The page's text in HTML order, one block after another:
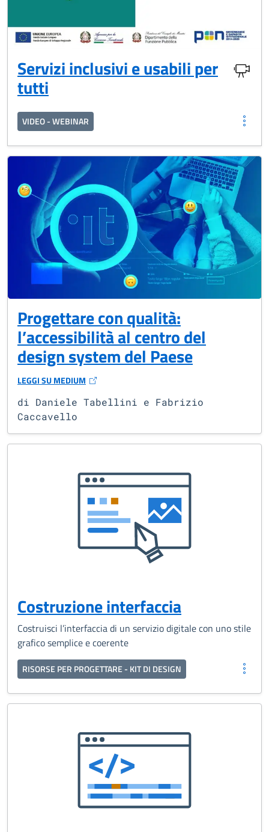
Servizi inclusivi e usabili per
tutti
VIDEO - WEBINAR
Progettare con qualità:
l’accessibilità al centro del
design system del Paese
LEGGI SU MEDIUM
(SI APRE IN UNA NUOVA FINESTRA)
di Daniele Tabellini e Fabrizio
Caccavello
Costruzione interfaccia
Costruisci l’interfaccia di un servizio digitale con uno stile
grafico semplice e coerente
RISORSE PER PROGETTARE - KIT DI DESIGN